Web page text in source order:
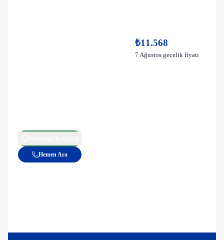
₺11.568
7 Ağustos gecelik fiyatı
Hemen Ara